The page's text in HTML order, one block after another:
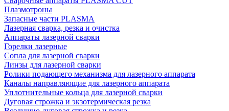
Плазмотроны
Запасные части PLASMA
Лазерная сварка, резка и очистка
Аппараты лазерной сварки
Горелки лазерные
Сопла для лазерной сварки
Линзы для лазерной сварки
Ролики подающего механизма для лазерного аппарата
Каналы направляющие для лазерного аппарата
Уплотнительные кольца для лазерной сварки
Дуговая строжка и экзотермическая резка